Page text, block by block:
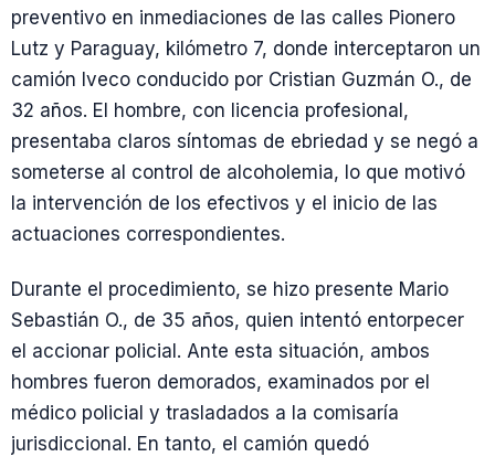
preventivo en inmediaciones de las calles Pionero
Lutz y Paraguay, kilómetro 7, donde interceptaron un
camión Iveco conducido por Cristian Guzmán O., de
32 años. El hombre, con licencia profesional,
presentaba claros síntomas de ebriedad y se negó a
someterse al control de alcoholemia, lo que motivó
la intervención de los efectivos y el inicio de las
actuaciones correspondientes.
Durante el procedimiento, se hizo presente Mario
Sebastián O., de 35 años, quien intentó entorpecer
el accionar policial. Ante esta situación, ambos
hombres fueron demorados, examinados por el
médico policial y trasladados a la comisaría
jurisdiccional. En tanto, el camión quedó